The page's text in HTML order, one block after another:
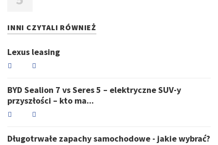
INNI CZYTALI RÓWNIEŻ
Lexus leasing
BYD Sealion 7 vs Seres 5 – elektryczne SUV-y
przyszłości – kto ma...
Długotrwałe zapachy samochodowe - jakie wybrać?